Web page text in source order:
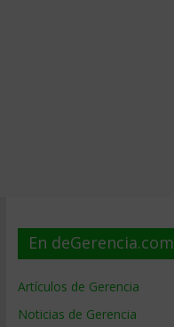
En deGerencia.com
Artículos de Gerencia
Noticias de Gerencia